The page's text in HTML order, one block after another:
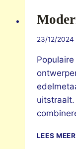
23/12/2024
LEES MEER